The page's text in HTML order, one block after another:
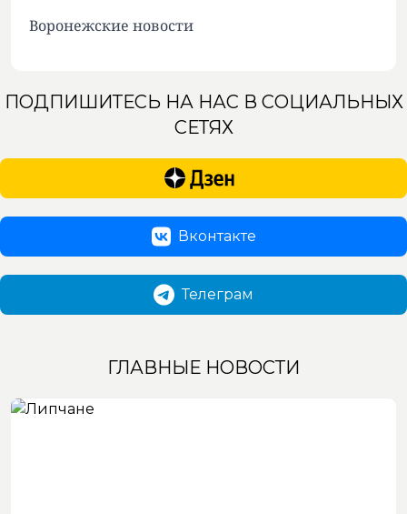
Воронежские новости
ПОДПИШИТЕСЬ НА НАС В СОЦИАЛЬНЫХ
СЕТЯХ
Вконтакте
Телеграм
ГЛАВНЫЕ НОВОСТИ